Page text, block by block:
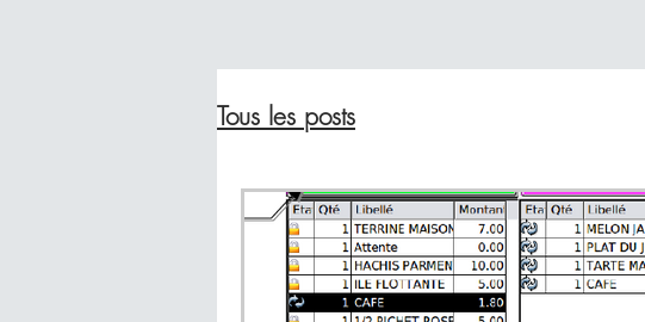
Tous les posts